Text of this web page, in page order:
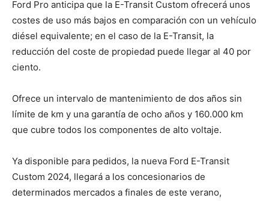
Ford Pro anticipa que la E-Transit Custom ofrecerá unos
costes de uso más bajos en comparación con un vehículo
diésel equivalente; en el caso de la E-Transit, la
reducción del coste de propiedad puede llegar al 40 por
ciento.
Ofrece un intervalo de mantenimiento de dos años sin
límite de km y una garantía de ocho años y 160.000 km
que cubre todos los componentes de alto voltaje.
Ya disponible para pedidos, la nueva Ford E-Transit
Custom 2024, llegará a los concesionarios de
determinados mercados a finales de este verano,